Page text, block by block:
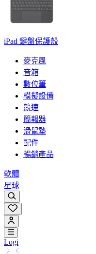
iPad 鍵盤保護殼
麥克風
音箱
數位筆
模擬設備
競速
簡報器
滑鼠墊
配件
暢銷產品
軟體
星球
Logi